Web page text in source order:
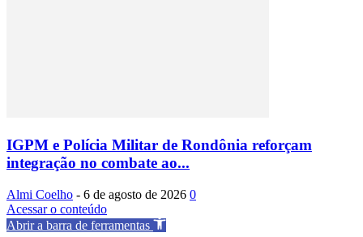
IGPM e Polícia Militar de Rondônia reforçam
integração no combate ao...
Almi Coelho - 6 de agosto de 2026 0
Acessar o conteúdo
Abrir a barra de ferramentas